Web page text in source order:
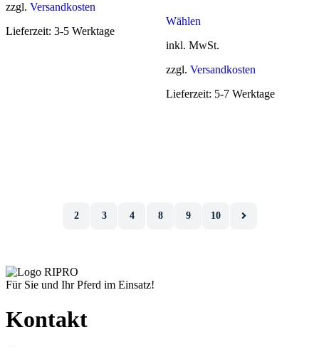
auf.
Optionen
zzgl. Versandkosten
Lieferzeit: 3-5 Werktage
Wählen
inkl. MwSt.
zzgl. Versandkosten
Lieferzeit: 5-7 Werktage
2 3 4 8 9 10
Für Sie und Ihr Pferd im Einsatz!
Kontakt